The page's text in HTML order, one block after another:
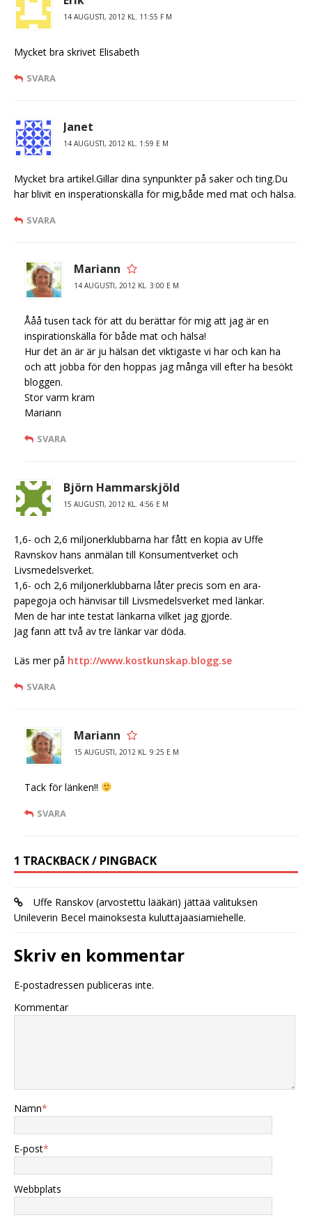
14 AUGUSTI, 2012 KL. 11:55 F M
Mycket bra skrivet Elisabeth
SVARA
Janet
14 AUGUSTI, 2012 KL. 1:59 E M
Mycket bra artikel.Gillar dina synpunkter på saker och ting.Du
har blivit en insperationskälla för mig,både med mat och hälsa.
SVARA
Mariann
14 AUGUSTI, 2012 KL. 3:00 E M
Ååå tusen tack för att du berättar för mig att jag är en
inspirationskälla för både mat och hälsa!
Hur det än är är ju hälsan det viktigaste vi har och kan ha
och att jobba för den hoppas jag många vill efter ha besökt
bloggen.
Stor varm kram
Mariann
SVARA
Björn Hammarskjöld
15 AUGUSTI, 2012 KL. 4:56 E M
1,6- och 2,6 miljonerklubbarna har fått en kopia av Uffe
Ravnskov hans anmälan till Konsumentverket och
Livsmedelsverket.
1,6- och 2,6 miljonerklubbarna låter precis som en ara-
papegoja och hänvisar till Livsmedelsverket med länkar.
Men de har inte testat länkarna vilket jag gjorde.
Jag fann att två av tre länkar var döda.
Läs mer på http://www.kostkunskap.blogg.se
SVARA
Mariann
15 AUGUSTI, 2012 KL. 9:25 E M
Tack för länken!!
SVARA
1 TRACKBACK / PINGBACK
Uffe Ranskov (arvostettu lääkäri) jättää valituksen
Unileverin Becel mainoksesta kuluttajaasiamiehelle.
Skriv en kommentar
E-postadressen publiceras inte.
Kommentar
Namn*
E-post*
Webbplats